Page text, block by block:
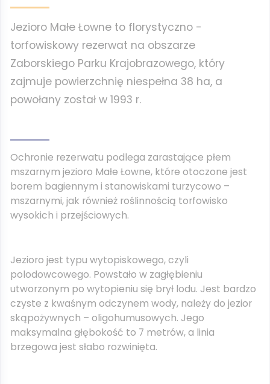
Jezioro Małe Łowne to florystyczno -
torfowiskowy rezerwat na obszarze
Zaborskiego Parku Krajobrazowego, który
zajmuje powierzchnię niespełna 38 ha, a
powołany został w 1993 r.
Ochronie rezerwatu podlega zarastające płem
mszarnym jezioro Małe Łowne, które otoczone jest
borem bagiennym i stanowiskami turzycowo –
mszarnymi, jak również roślinnością torfowisko
wysokich i przejściowych.
Jezioro jest typu wytopiskowego, czyli
polodowcowego. Powstało w zagłębieniu
utworzonym po wytopieniu się brył lodu. Jest bardzo
czyste z kwaśnym odczynem wody, należy do jezior
skąpożywnych – oligohumusowych. Jego
maksymalna głębokość to 7 metrów, a linia
brzegowa jest słabo rozwinięta.